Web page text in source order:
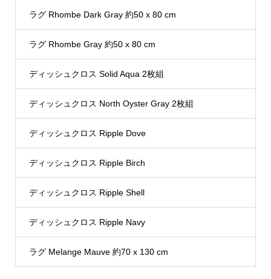
ラグ Rhombe Dark Gray 約50 x 80 cm
ラグ Rhombe Gray 約50 x 80 cm
ディッシュクロス Solid Aqua 2枚組
ディッシュクロス North Oyster Gray 2枚組
ディッシュクロス Ripple Dove
ディッシュクロス Ripple Birch
ディッシュクロス Ripple Shell
ディッシュクロス Ripple Navy
ラグ Melange Mauve 約70 x 130 cm